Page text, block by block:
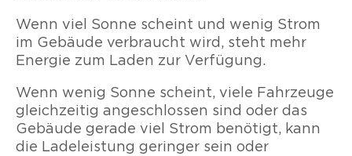
Wenn viel Sonne scheint und wenig Strom
im Gebäude verbraucht wird, steht mehr
Energie zum Laden zur Verfügung.
Wenn wenig Sonne scheint, viele Fahrzeuge
gleichzeitig angeschlossen sind oder das
Gebäude gerade viel Strom benötigt, kann
die Ladeleistung geringer sein oder